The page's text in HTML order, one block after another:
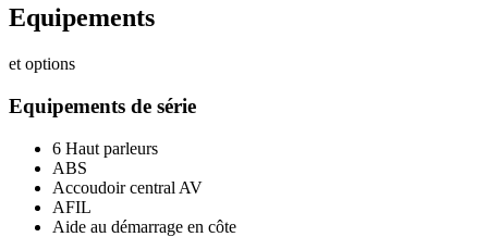
Equipements
et options
Equipements de série
6 Haut parleurs
ABS
Accoudoir central AV
AFIL
Aide au démarrage en côte